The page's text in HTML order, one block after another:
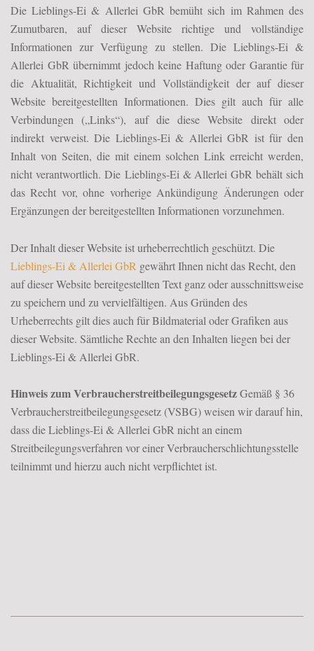
Die Lieblings-Ei & Allerlei GbR bemüht sich im Rahmen des
Zumutbaren, auf dieser Website richtige und vollständige
Informationen zur Verfügung zu stellen. Die Lieblings-Ei &
Allerlei GbR übernimmt jedoch keine Haftung oder Garantie für
die Aktualität, Richtigkeit und Vollständigkeit der auf dieser
Website bereitgestellten Informationen. Dies gilt auch für alle
Verbindungen („Links“), auf die diese Website direkt oder
indirekt verweist. Die Lieblings-Ei & Allerlei GbR ist für den
Inhalt von Seiten, die mit einem solchen Link erreicht werden,
nicht verantwortlich. Die Lieblings-Ei & Allerlei GbR behält sich
das Recht vor, ohne vorherige Ankündigung Änderungen oder
Ergänzungen der bereitgestellten Informationen vorzunehmen.
Der Inhalt dieser Website ist urheberrechtlich geschützt. Die
Lieblings-Ei & Allerlei GbR gewährt Ihnen nicht das Recht, den
auf dieser Website bereitgestellten Text ganz oder ausschnittsweise
zu speichern und zu vervielfältigen. Aus Gründen des
Urheberrechts gilt dies auch für Bildmaterial oder Grafiken aus
dieser Website. Sämtliche Rechte an den Inhalten liegen bei der
Lieblings-Ei & Allerlei GbR.
Hinweis zum VerbraucherstreitbeilegungsgesetzGemäß § 36
Verbraucherstreitbeilegungsgesetz (VSBG) weisen wir darauf hin,
dass die Lieblings-Ei & Allerlei GbR nicht an einem
Streitbeilegungsverfahren vor einer Verbraucherschlichtungsstelle
teilnimmt und hierzu auch nicht verpflichtet ist.